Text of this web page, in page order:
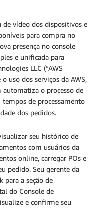
de vídeo dos dispositivos e
para compra no
presença no console
e unificada para
LLC (“AWS
uso dos serviços da AWS,
o processo de
de processamento
dos pedidos.
seu histórico de
com usuários da
online, carregar POs e
pedido. Seu gerente da
para a seção de
do Console de
e confirme seu